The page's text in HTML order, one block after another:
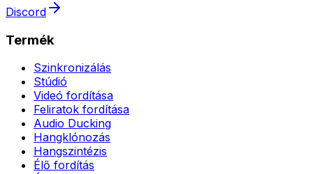
Discord
Termék
Szinkronizálás
Stúdió
Videó fordítása
Feliratok fordítása
Audio Ducking
Hangklónozás
Hangszintézis
Élő fordítás